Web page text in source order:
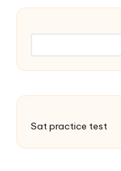
Pesquisar
Sat practice test